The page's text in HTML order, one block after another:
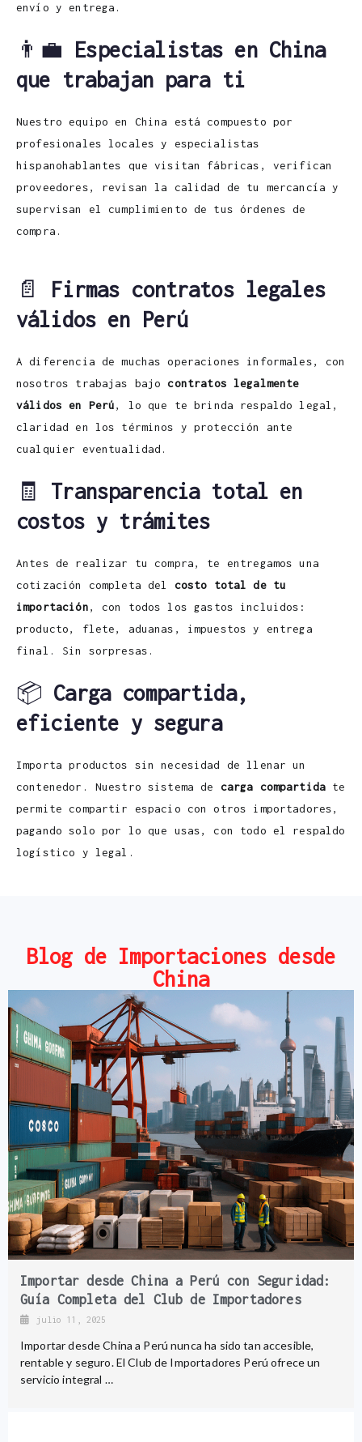
envío y entrega.
👨‍💼 Especialistas en China
que trabajan para ti
Nuestro equipo en China está compuesto por
profesionales locales y especialistas
hispanohablantes que visitan fábricas, verifican
proveedores, revisan la calidad de tu mercancía y
supervisan el cumplimiento de tus órdenes de
compra.
📄 Firmas contratos legales
válidos en Perú
A diferencia de muchas operaciones informales, con
nosotros trabajas bajocontratos legalmente
válidos en Perú, lo que te brinda respaldo legal,
claridad en los términos y protección ante
cualquier eventualidad.
🧾 Transparencia total en
costos y trámites
Antes de realizar tu compra, te entregamos una
cotización completa del costo total de tu
importación, con todos los gastos incluidos:
producto, flete, aduanas, impuestos y entrega
final. Sin sorpresas.
📦 Carga compartida,
eficiente y segura
Importa productos sin necesidad de llenar un
contenedor. Nuestro sistema de carga compartida te
permite compartir espacio con otros importadores,
pagando solo por lo que usas, con todo el respaldo
logístico y legal.
Blog de Importaciones desde
China
Importar desde China a Perú con Seguridad:
Guía Completa del Club de Importadores
julio 11, 2025
Importar desde China a Perú nunca ha sido tan accesible,
rentable y seguro. El Club de Importadores Perú ofrece un
servicio integral …